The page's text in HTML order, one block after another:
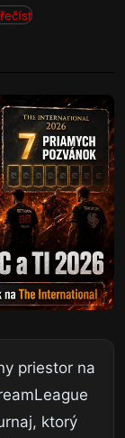
priestor na
ktorý